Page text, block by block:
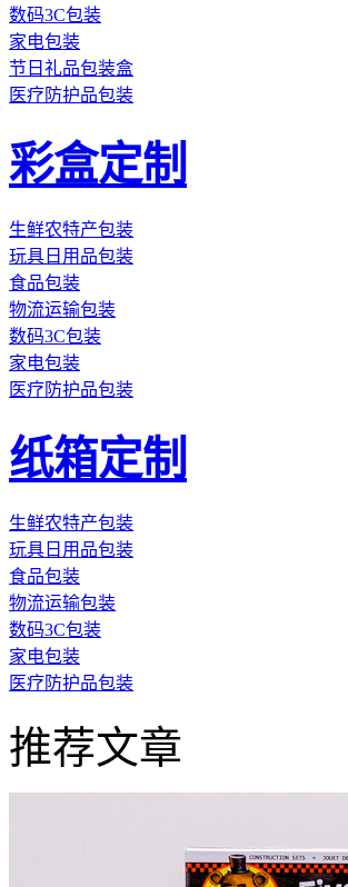
数码3C包装
家电包装
节日礼品包装盒
医疗防护品包装
彩盒定制
生鲜农特产包装
玩具日用品包装
食品包装
物流运输包装
数码3C包装
家电包装
医疗防护品包装
纸箱定制
生鲜农特产包装
玩具日用品包装
食品包装
物流运输包装
数码3C包装
家电包装
医疗防护品包装
推荐文章